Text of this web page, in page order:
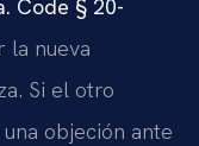
Code § 20-
la nueva
Si el otro
objeción ante